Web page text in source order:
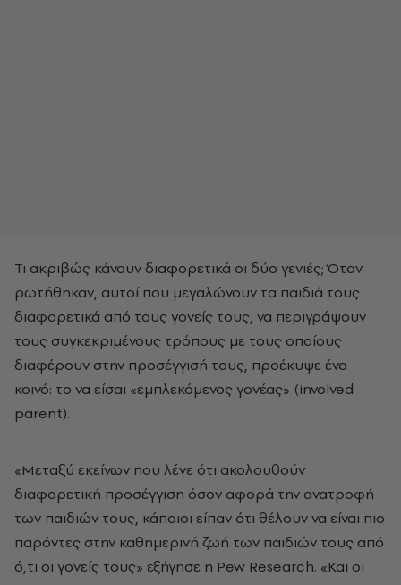
Τι ακριβώς κάνουν διαφορετικά οι δύο γενιές; Όταν
ρωτήθηκαν, αυτοί που μεγαλώνουν τα παιδιά τους
διαφορετικά από τους γονείς τους, να περιγράψουν
τους συγκεκριμένους τρόπους με τους οποίους
διαφέρουν στην προσέγγισή τους, προέκυψε ένα
κοινό: το να είσαι «εμπλεκόμενος γονέας» (involved
parent).
«Μεταξύ εκείνων που λένε ότι ακολουθούν
διαφορετική προσέγγιση όσον αφορά την ανατροφή
των παιδιών τους, κάποιοι είπαν ότι θέλουν να είναι πιο
παρόντες στην καθημερινή ζωή των παιδιών τους από
ό,τι οι γονείς τους» εξήγησε η Pew Research. «Και οι